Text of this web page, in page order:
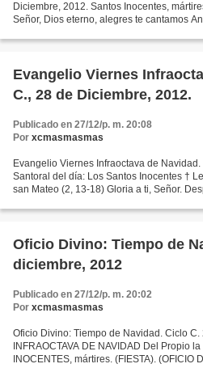
Diciembre, 2012. Santos Inocentes,
Señor, Dios eterno, alegres te cantamos
Evangelio Viernes
C., 28 de Diciembre, 2012.
Publicado en 27/12/p. m. 20:08
Por xcmasmasmas
Evangelio Viernes Infraoctava de
Santoral del día: Los Santos Inocentes †
san Mateo (2, 13-18) Gloria a ti, Señor.
Oficio Divino: Tiempo de
diciembre, 2012
Publicado en 27/12/p. m. 20:02
Por xcmasmasmas
Oficio Divino: Tiempo de Navidad. Ciclo
INFRAOCTAVA DE NAVIDAD Del Propio
INOCENTES, mártires. (FIESTA). (OFICIO